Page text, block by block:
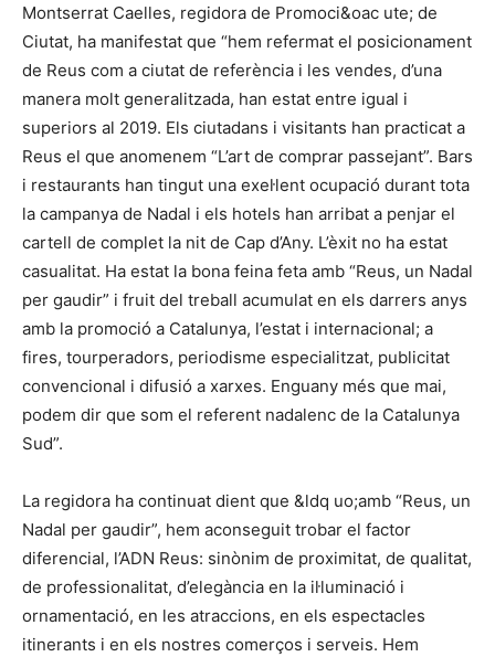
Montserrat Caelles, regidora de Promoci&oac ute; de
Ciutat, ha manifestat que “hem refermat el posicionament
de Reus com a ciutat de referència i les vendes, d’una
manera molt generalitzada, han estat entre igual i
superiors al 2019. Els ciutadans i visitants han practicat a
Reus el que anomenem “L’art de comprar passejant”. Bars
i restaurants han tingut una exel·lent ocupació durant tota
la campanya de Nadal i els hotels han arribat a penjar el
cartell de complet la nit de Cap d’Any. L’èxit no ha estat
casualitat. Ha estat la bona feina feta amb “Reus, un Nadal
per gaudir” i fruit del treball acumulat en els darrers anys
amb la promoció a Catalunya, l’estat i internacional; a
fires, tourperadors, periodisme especialitzat, publicitat
convencional i difusió a xarxes. Enguany més que mai,
podem dir que som el referent nadalenc de la Catalunya
Sud”.
La regidora ha continuat dient que &ldq uo;amb “Reus, un
Nadal per gaudir”, hem aconseguit trobar el factor
diferencial, l’ADN Reus: sinònim de proximitat, de qualitat,
de professionalitat, d’elegància en la il·luminació i
ornamentació, en les atraccions, en els espectacles
itinerants i en els nostres comerços i serveis. Hem